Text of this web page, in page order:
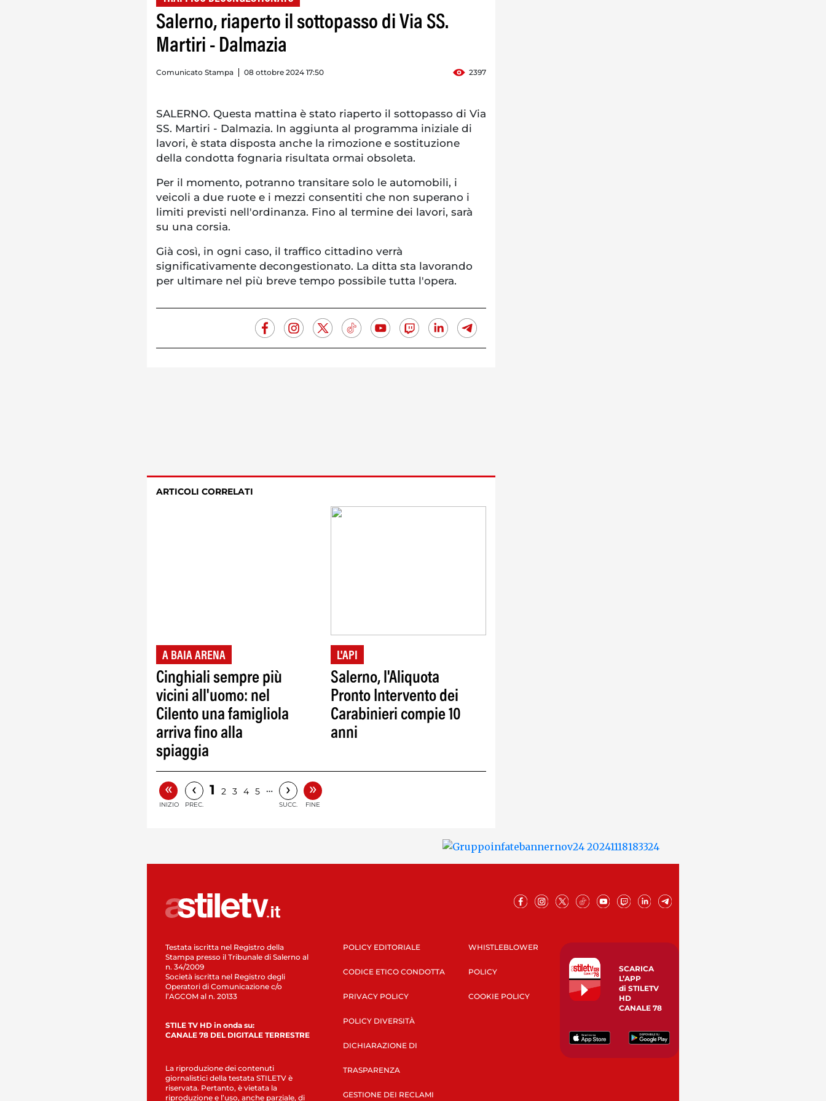
Salerno, riaperto il sottopasso di Via SS.
Martiri - Dalmazia
Comunicato Stampa 08 ottobre 2024 17:50 2397
SALERNO. Questa mattina è stato riaperto il sottopasso di Via
SS. Martiri - Dalmazia. In aggiunta al programma iniziale di
lavori, è stata disposta anche la rimozione e sostituzione
della condotta fognaria risultata ormai obsoleta.
Per il momento, potranno transitare solo le automobili, i
veicoli a due ruote e i mezzi consentiti che non superano i
limiti previsti nell'ordinanza. Fino al termine dei lavori, sarà
su una corsia.
Già così, in ogni caso, il traffico cittadino verrà
significativamente decongestionato. La ditta sta lavorando
per ultimare nel più breve tempo possibile tutta l'opera.
ARTICOLI CORRELATI
A BAIA ARENA
Cinghiali sempre più
vicini all'uomo: nel
Cilento una famigliola
arriva fino alla
spiaggia
L'API
Salerno, l'Aliquota
Pronto Intervento dei
Carabinieri compie 10
anni
«
INIZIO
‹
PREC.
1 2 3 4 5 … ›
SUCC.
»
FINE
Testata iscritta nel Registro della
Stampa presso il Tribunale di Salerno al
n. 34/2009
Società iscritta nel Registro degli
Operatori di Comunicazione c/o
l’AGCOM al n. 20133
STILE TV HD in onda su:
CANALE 78 DEL DIGITALE TERRESTRE
La riproduzione dei contenuti
giornalistici della testata STILETV è
riservata. Pertanto, è vietata la
riproduzione e l’uso, anche parziale, di
POLICY EDITORIALE
CODICE ETICO CONDOTTA
PRIVACY POLICY
POLICY DIVERSITÀ
DICHIARAZIONE DI
TRASPARENZA
GESTIONE DEI RECLAMI
WHISTLEBLOWER
POLICY
COOKIE POLICY
SCARICA
L’APP
di STILETV
HD
CANALE 78